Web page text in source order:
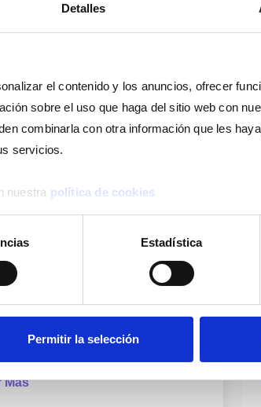
Detalles
el contenido y los anuncios, ofrecer
sobre el uso que haga del sitio web con
combinarla con otra información que les
servicios.
nuestra política de cookies
Estadística
Permitir la selección
Secciones
Más
Más